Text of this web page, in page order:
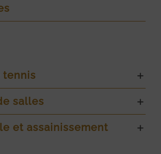
tennis
salles
et assainissement